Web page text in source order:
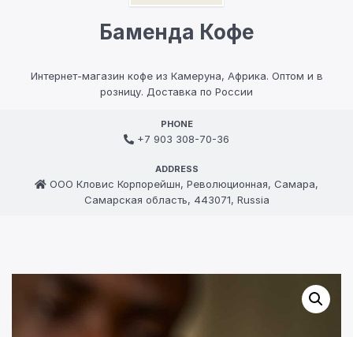
Баменда Кофе
Интернет-магазин кофе из Камеруна, Африка. Оптом и в
розницу. Доставка по России
PHONE
+7 903 308-70-36
ADDRESS
ООО Кловис Корпорейшн, Революционная, Самара,
Самарская область, 443071, Russia